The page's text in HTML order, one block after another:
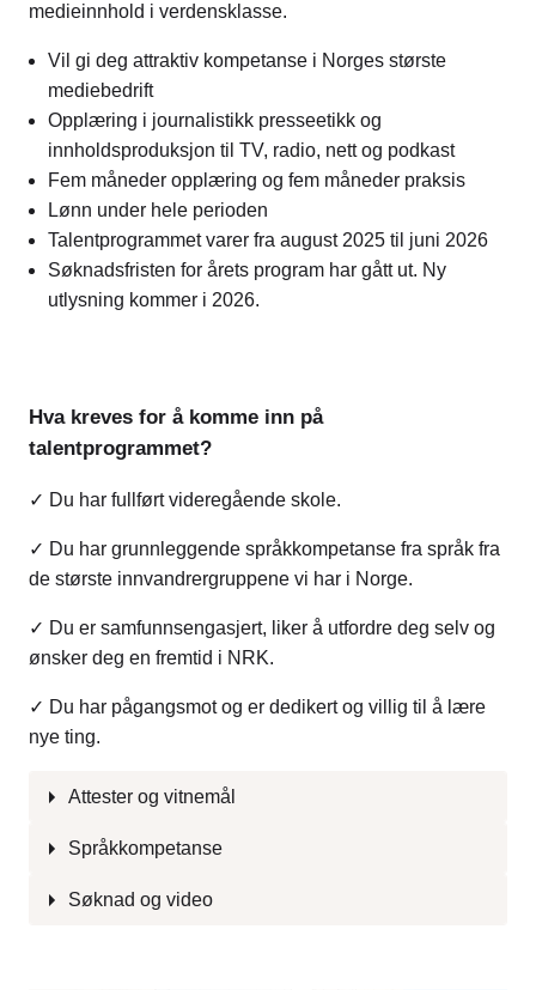
medieinnhold i verdensklasse.
Vil gi deg attraktiv kompetanse i Norges største
mediebedrift
Opplæring i journalistikk presseetikk og
innholdsproduksjon til TV, radio, nett og podkast
Fem måneder opplæring og fem måneder praksis
Lønn under hele perioden
Talentprogrammet varer fra august 2025 til juni 2026
Søknadsfristen for årets program har gått ut. Ny
utlysning kommer i 2026.
Hva kreves for å komme inn på
talentprogrammet?
✓ Du har fullført videregående skole.
✓ Du har grunnleggende språkkompetanse fra språk fra
de største innvandrergruppene vi har i Norge.
✓ Du er samfunnsengasjert, liker å utfordre deg selv og
ønsker deg en fremtid i NRK.
✓ Du har pågangsmot og er dedikert og villig til å lære
nye ting.
Attester og vitnemål
Språkkompetanse
Søknad og video